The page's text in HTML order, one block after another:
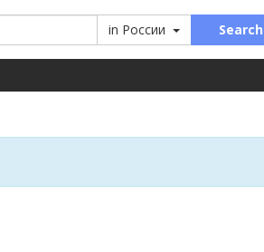
in России Search